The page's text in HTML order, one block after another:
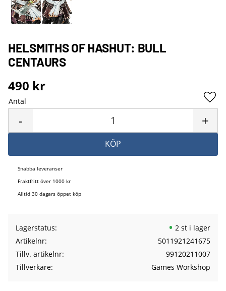
HELSMITHS OF HASHUT: BULL
CENTAURS
490 kr
Antal
+
-
KÖP
Snabba leveranser
Fraktfritt över 1000 kr
Alltid 30 dagars öppet köp
Lagerstatus
2 st i lager
Artikelnr
5011921241675
Tillv. artikelnr
99120211007
Tillverkare
Games Workshop